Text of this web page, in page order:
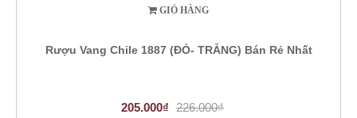
GIỎ HÀNG
Rượu Vang Chile 1887 (ĐỎ- TRẮNG) Bán Rẻ Nhất
205.000₫ 226.000₫